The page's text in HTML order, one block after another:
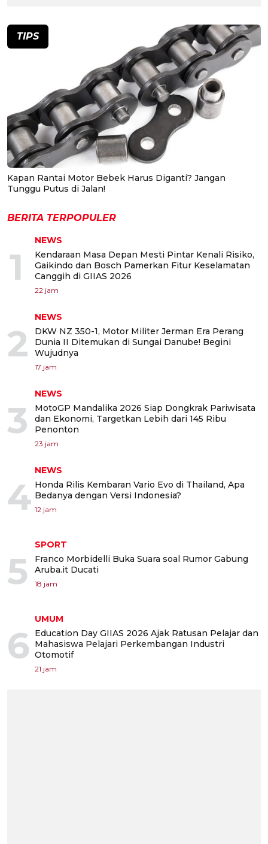
TIPS
Kapan Rantai Motor Bebek Harus Diganti? Jangan
Tunggu Putus di Jalan!
BERITA TERPOPULER
1
NEWS
Kendaraan Masa Depan Mesti Pintar Kenali Risiko,
Gaikindo dan Bosch Pamerkan Fitur Keselamatan
Canggih di GIIAS 2026
22 jam
2
NEWS
DKW NZ 350-1, Motor Militer Jerman Era Perang
Dunia II Ditemukan di Sungai Danube! Begini
Wujudnya
17 jam
3
NEWS
MotoGP Mandalika 2026 Siap Dongkrak Pariwisata
dan Ekonomi, Targetkan Lebih dari 145 Ribu
Penonton
23 jam
4
NEWS
Honda Rilis Kembaran Vario Evo di Thailand, Apa
Bedanya dengan Versi Indonesia?
12 jam
5
SPORT
Franco Morbidelli Buka Suara soal Rumor Gabung
Aruba.it Ducati
18 jam
6
UMUM
Education Day GIIAS 2026 Ajak Ratusan Pelajar dan
Mahasiswa Pelajari Perkembangan Industri
Otomotif
21 jam